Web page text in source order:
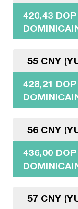
420,43
55 CNY
428,21
56 CNY
436,00
57 CNY